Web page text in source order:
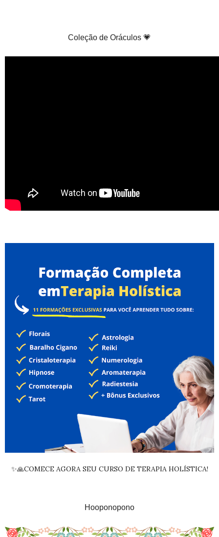
Coleção de Oráculos 💗
✨🙏COMECE AGORA SEU CURSO DE TERAPIA HOLÍSTICA!
Hooponopono